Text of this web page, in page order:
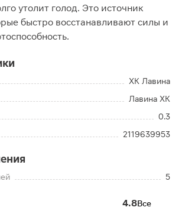
утолит голод. Это источник
быстро восстанавливают силы и
ХК Лавина
Лавина ХК
0.3
2119639953
5
4.8Все